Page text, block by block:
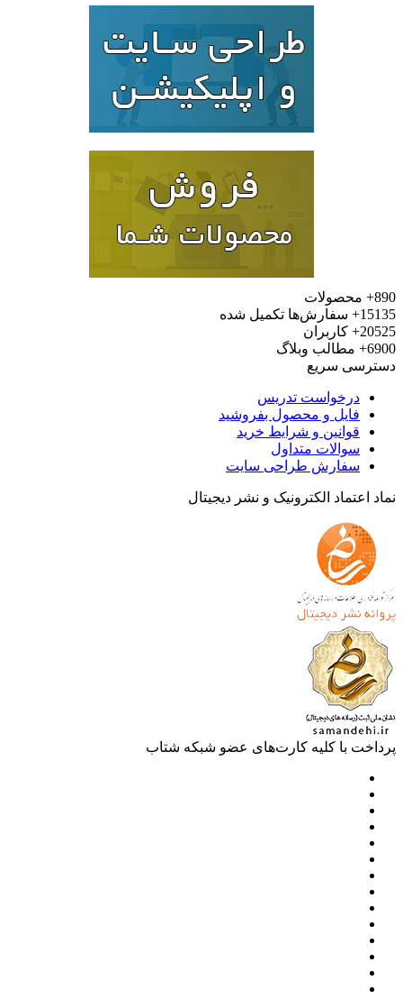
محصولات
سفارش‌ها تکمیل شده
کاربران
مطالب وبلاگ
سریع
درخواست تدریس
فایل و محصول بفروشید
قوانین و شرایط خرید
سوالات متداول
سفارش طراحی سایت
اعتماد الکترونیک و نشر دیجیتال
با کلیه کارت‌های عضو شبکه شتاب